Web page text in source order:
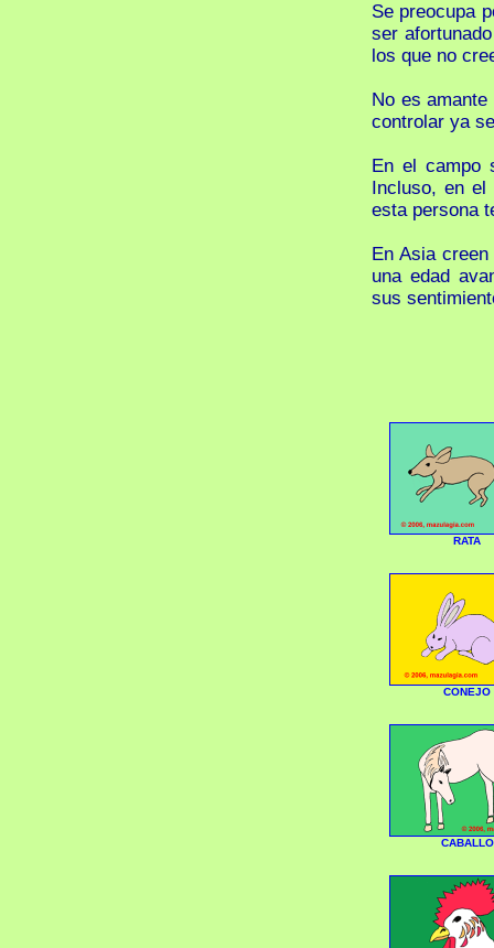
Se preocupa
ser
los que no
No es
controlar ya
En el campo
Incluso, en el
esta persona
En Asia
una edad
sus
RATA
CONEJO
CABALLO